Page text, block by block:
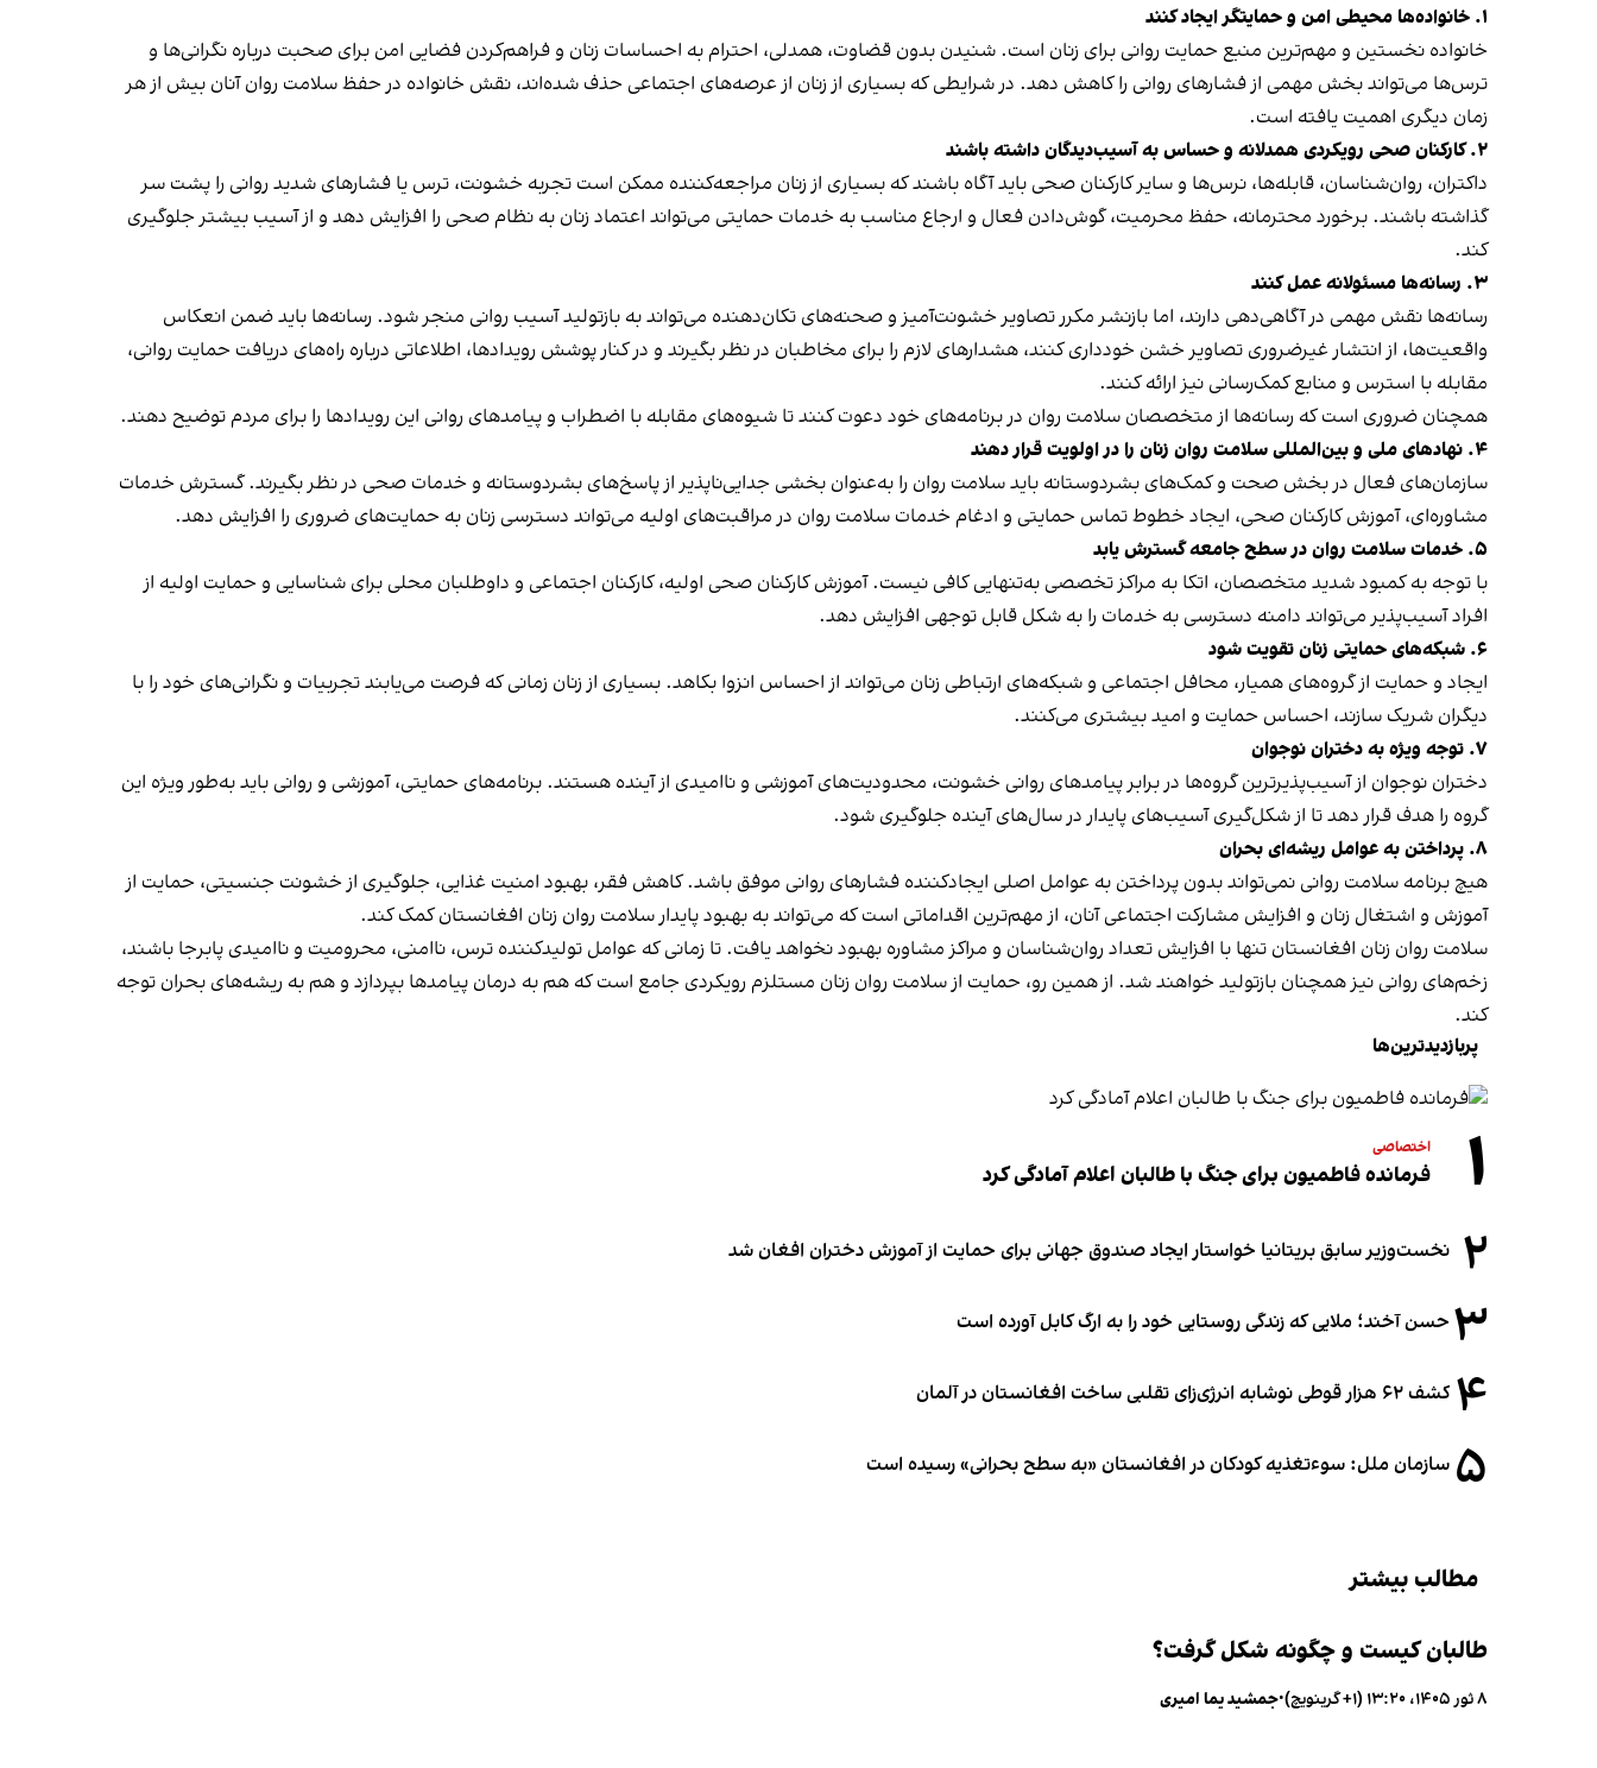
۱. خانواده‌ها محیطی امن و حمایتگر ایجاد کنند
خانواده نخستین و مهم‌ترین منبع حمایت روانی برای زنان است. شنیدن بدون قضاوت، همدلی، احترام به احساسات زنان و فراهم‌کردن فضایی امن برای صحبت درباره نگرانی‌ها و
ترس‌ها می‌تواند بخش مهمی از فشارهای روانی را کاهش دهد. در شرایطی که بسیاری از زنان از عرصه‌های اجتماعی حذف شده‌اند، نقش خانواده در حفظ سلامت روان آنان بیش از هر
زمان دیگری اهمیت یافته است.
۲. کارکنان صحی رویکردی همدلانه و حساس به آسیب‌دیدگان داشته باشند
داکتران، روان‌شناسان، قابله‌ها، نرس‌ها و سایر کارکنان صحی باید آگاه باشند که بسیاری از زنان مراجعه‌کننده ممکن است تجربه خشونت، ترس یا فشارهای شدید روانی را پشت سر
گذاشته باشند. برخورد محترمانه، حفظ محرمیت، گوش‌دادن فعال و ارجاع مناسب به خدمات حمایتی می‌تواند اعتماد زنان به نظام صحی را افزایش دهد و از آسیب بیشتر جلوگیری
کند.
۳. رسانه‌ها مسئولانه عمل کنند
رسانه‌ها نقش مهمی در آگاهی‌دهی دارند، اما بازنشر مکرر تصاویر خشونت‌آمیز و صحنه‌های تکان‌دهنده می‌تواند به بازتولید آسیب روانی منجر شود. رسانه‌ها باید ضمن انعکاس
واقعیت‌ها، از انتشار غیرضروری تصاویر خشن خودداری کنند، هشدارهای لازم را برای مخاطبان در نظر بگیرند و در کنار پوشش رویدادها، اطلاعاتی درباره راه‌های دریافت حمایت روانی،
مقابله با استرس و منابع کمک‌رسانی نیز ارائه کنند.
همچنان ضروری است که رسانه‌ها از متخصصان سلامت روان در برنامه‌های خود دعوت کنند تا شیوه‌های مقابله با اضطراب و پیامدهای روانی این رویدادها را برای مردم توضیح دهند.
۴. نهادهای ملی و بین‌المللی سلامت روان زنان را در اولویت قرار دهند
سازمان‌های فعال در بخش صحت و کمک‌های بشردوستانه باید سلامت روان را به‌عنوان بخشی جدایی‌ناپذیر از پاسخ‌های بشردوستانه و خدمات صحی در نظر بگیرند. گسترش خدمات
مشاوره‌ای، آموزش کارکنان صحی، ایجاد خطوط تماس حمایتی و ادغام خدمات سلامت روان در مراقبت‌های اولیه می‌تواند دسترسی زنان به حمایت‌های ضروری را افزایش دهد.
۵. خدمات سلامت روان در سطح جامعه گسترش یابد
با توجه به کمبود شدید متخصصان، اتکا به مراکز تخصصی به‌تنهایی کافی نیست. آموزش کارکنان صحی اولیه، کارکنان اجتماعی و داوطلبان محلی برای شناسایی و حمایت اولیه از
افراد آسیب‌پذیر می‌تواند دامنه دسترسی به خدمات را به شکل قابل توجهی افزایش دهد.
۶. شبکه‌های حمایتی زنان تقویت شود
ایجاد و حمایت از گروه‌های همیار، محافل اجتماعی و شبکه‌های ارتباطی زنان می‌تواند از احساس انزوا بکاهد. بسیاری از زنان زمانی که فرصت می‌یابند تجربیات و نگرانی‌های خود را با
دیگران شریک سازند، احساس حمایت و امید بیشتری می‌کنند.
۷. توجه ویژه به دختران نوجوان
دختران نوجوان از آسیب‌پذیرترین گروه‌ها در برابر پیامدهای روانی خشونت، محدودیت‌های آموزشی و ناامیدی از آینده هستند. برنامه‌های حمایتی، آموزشی و روانی باید به‌طور ویژه این
گروه را هدف قرار دهد تا از شکل‌گیری آسیب‌های پایدار در سال‌های آینده جلوگیری شود.
۸. پرداختن به عوامل ریشه‌ای بحران
هیچ برنامه سلامت روانی نمی‌تواند بدون پرداختن به عوامل اصلی ایجادکننده فشارهای روانی موفق باشد. کاهش فقر، بهبود امنیت غذایی، جلوگیری از خشونت جنسیتی، حمایت از
آموزش و اشتغال زنان و افزایش مشارکت اجتماعی آنان، از مهم‌ترین اقداماتی است که می‌تواند به بهبود پایدار سلامت روان زنان افغانستان کمک کند.
سلامت روان زنان افغانستان تنها با افزایش تعداد روان‌شناسان و مراکز مشاوره بهبود نخواهد یافت. تا زمانی که عوامل تولیدکننده ترس، ناامنی، محرومیت و ناامیدی پابرجا باشند،
زخم‌های روانی نیز همچنان بازتولید خواهند شد. از همین رو، حمایت از سلامت روان زنان مستلزم رویکردی جامع است که هم به درمان پیامدها بپردازد و هم به ریشه‌های بحران توجه
کند.
پربازدیدترین‌ها
۱ اختصاصی
فرمانده فاطمیون برای جنگ با طالبان اعلام آمادگی کرد
۲ نخست‌وزیر سابق بریتانیا خواستار ایجاد صندوق جهانی برای حمایت از آموزش دختران افغان شد
۳ حسن آخند؛ ملایی که زندگی روستایی خود را به ارگ کابل آورده است
۴ کشف ۶۲ هزار قوطی نوشابه انرژی‌زای تقلبی ساخت افغانستان در آلمان
۵ سازمان ملل: سوء‌تغذیه کودکان در افغانستان «به سطح بحرانی» رسیده است
مطالب بیشتر
طالبان کیست و چگونه شکل گرفت؟
۸ ثور ۱۴۰۵، ۱۳:۲۰ (‎+۱ گرینویچ) •جمشید یما امیری